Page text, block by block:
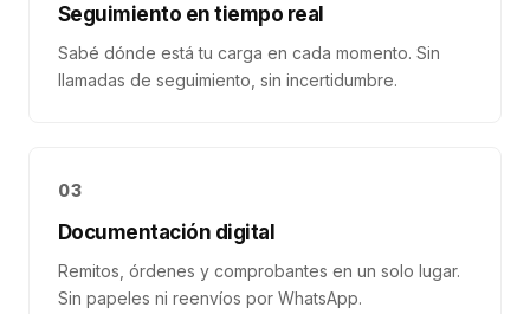
Seguimiento en tiempo real
Sabé dónde está tu carga en cada momento. Sin
llamadas de seguimiento, sin incertidumbre.
03
Documentación digital
Remitos, órdenes y comprobantes en un solo lugar.
Sin papeles ni reenvíos por WhatsApp.